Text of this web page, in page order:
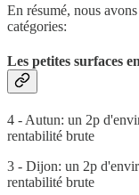
En résumé, nous
catégories:
Les petites surfaces
4 - Autun: un 2p
rentabilité brute
3 - Dijon: un 2p
rentabilité brute